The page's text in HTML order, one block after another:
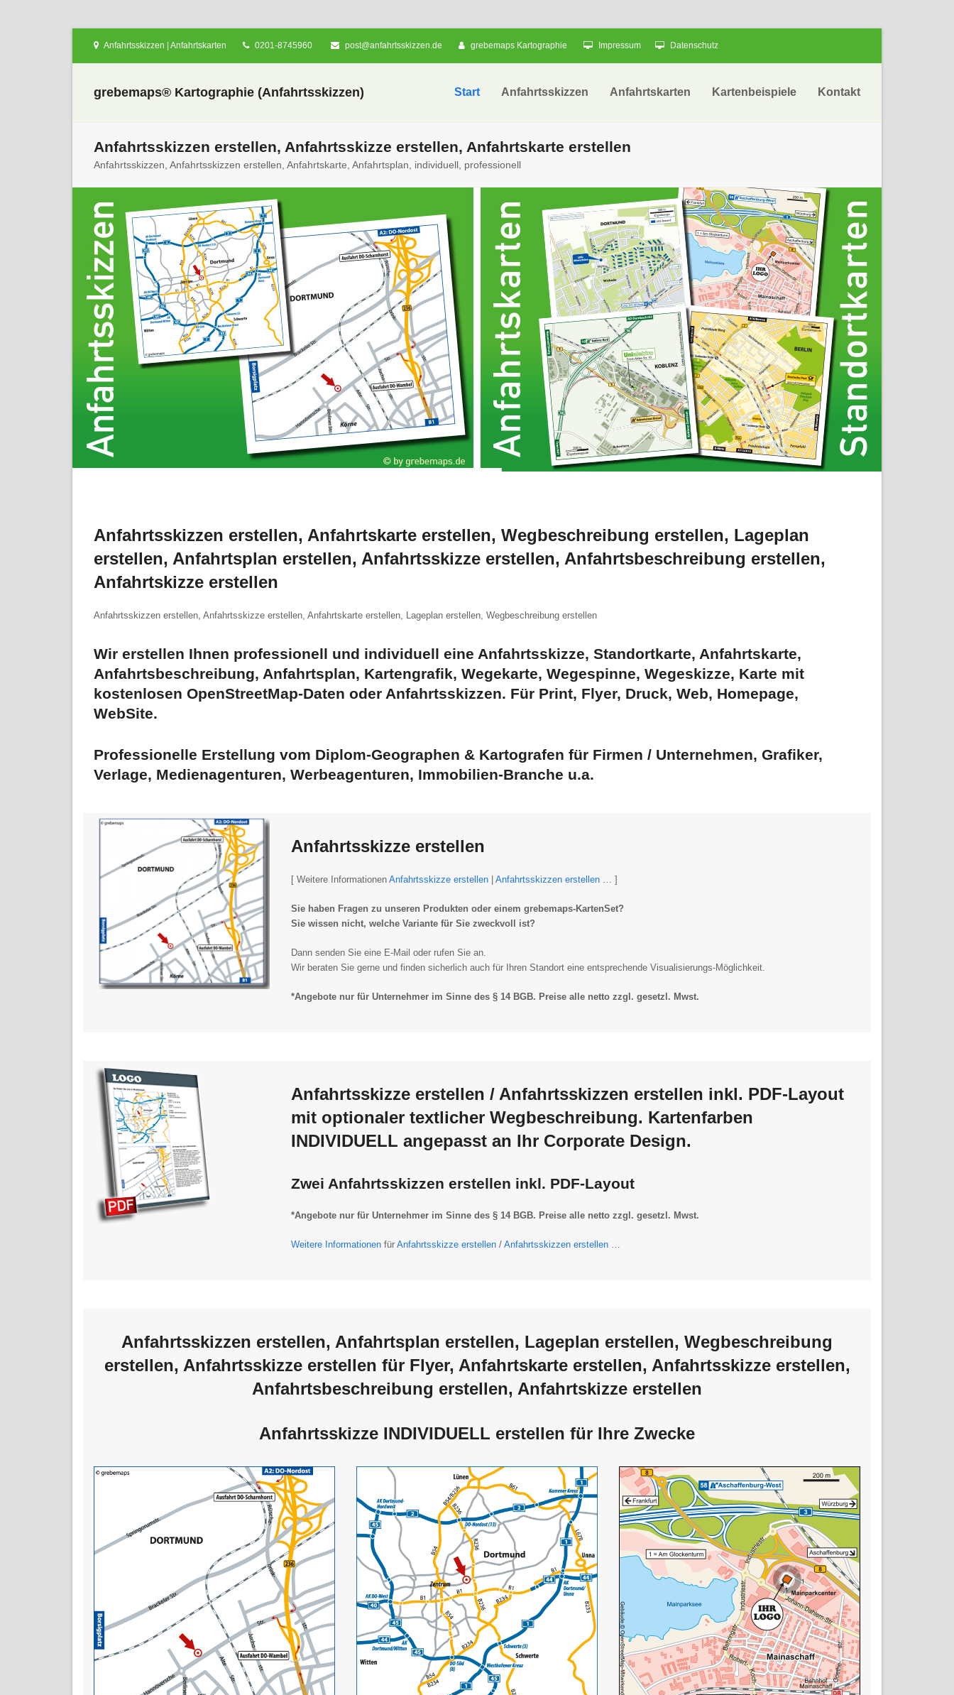
Anfahrtsskizzen | Anfahrtskarten 0201-8745960 post@anfahrtsskizzen.de grebemaps Kartographie Impressum Datenschutz
grebemaps® Kartographie (Anfahrtsskizzen) Start Anfahrtsskizzen Anfahrtskarten Kartenbeispiele Kontakt
Anfahrtsskizzen erstellen, Anfahrtsskizze erstellen, Anfahrtskarte erstellen
Anfahrtsskizzen, Anfahrtsskizzen erstellen, Anfahrtskarte, Anfahrtsplan, individuell, professionell
Anfahrtsskizzen erstellen, Anfahrtskarte erstellen, Wegbeschreibung erstellen, Lageplan
erstellen, Anfahrtsplan erstellen, Anfahrtsskizze erstellen, Anfahrtsbeschreibung erstellen,
Anfahrtskizze erstellen
Anfahrtsskizzen erstellen, Anfahrtsskizze erstellen, Anfahrtskarte erstellen, Lageplan erstellen, Wegbeschreibung erstellen
Wir erstellen Ihnen professionell und individuell eine Anfahrtsskizze, Standortkarte, Anfahrtskarte,
Anfahrtsbeschreibung, Anfahrtsplan, Kartengrafik, Wegekarte, Wegespinne, Wegeskizze, Karte mit
kostenlosen OpenStreetMap-Daten oder Anfahrtsskizzen. Für Print, Flyer, Druck, Web, Homepage,
WebSite.
Professionelle Erstellung vom Diplom-Geographen & Kartografen für Firmen / Unternehmen, Grafiker,
Verlage, Medienagenturen, Werbeagenturen, Immobilien-Branche u.a.
Anfahrtsskizze erstellen
[ Weitere Informationen Anfahrtsskizze erstellen| Anfahrtsskizzen erstellen… ]
Sie haben Fragen zu unseren Produkten oder einem grebemaps-KartenSet?
Sie wissen nicht, welche Variante für Sie zweckvoll ist?
Dann senden Sie eine E-Mail oder rufen Sie an.
Wir beraten Sie gerne und finden sicherlich auch für Ihren Standort eine entsprechende Visualisierungs-Möglichkeit.
*Angebote nur für Unternehmer im Sinne des § 14 BGB. Preise alle netto zzgl. gesetzl. Mwst.
Anfahrtsskizze erstellen / Anfahrtsskizzen erstellen inkl. PDF-Layout
mit optionaler textlicher Wegbeschreibung. Kartenfarben
INDIVIDUELL angepasst an Ihr Corporate Design.
Zwei Anfahrtsskizzen erstellen inkl. PDF-Layout
*Angebote nur für Unternehmer im Sinne des § 14 BGB. Preise alle netto zzgl. gesetzl. Mwst.
Weitere Informationenfür Anfahrtsskizze erstellen/ Anfahrtsskizzen erstellen…
Anfahrtsskizzen erstellen, Anfahrtsplan erstellen, Lageplan erstellen, Wegbeschreibung
erstellen, Anfahrtsskizze erstellen für Flyer, Anfahrtskarte erstellen, Anfahrtsskizze erstellen,
Anfahrtsbeschreibung erstellen, Anfahrtskizze erstellen
Anfahrtsskizze INDIVIDUELL erstellen für Ihre Zwecke